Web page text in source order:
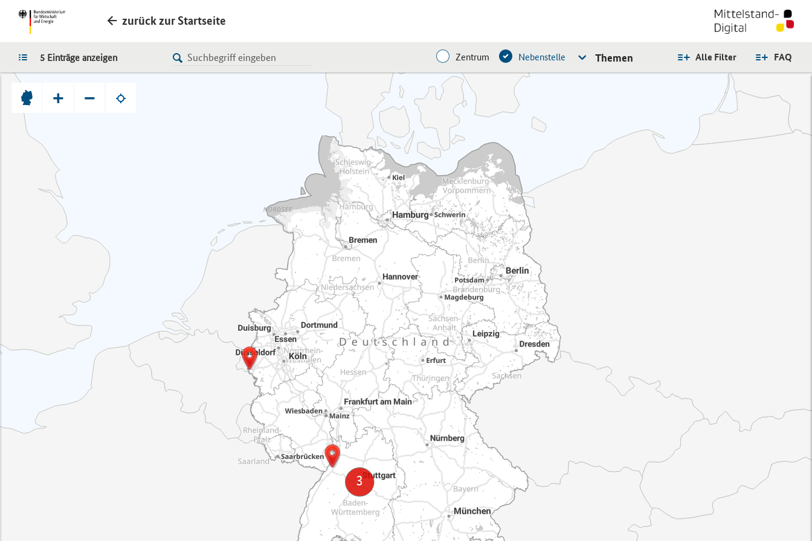
zurück zur Startseite
LISTE FAQ
Alle Filter
Zentrum Nebenstelle Themen
5 Einträge anzeigen
+ −